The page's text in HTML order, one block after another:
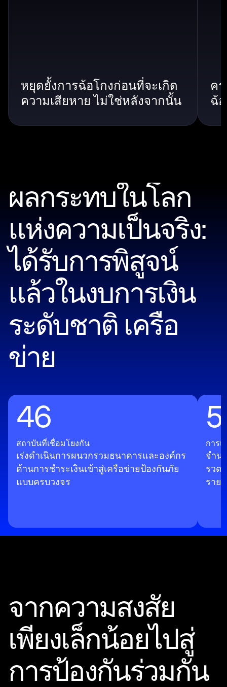
หยุดยั้งการฉ้อโกงก่อนที่จะเกิด
ความเสียหาย ไม่ใช่หลังจากนั้น
ค
ฉ้
ผลกระทบในโลก
แห่งความเป็นจริง:
ได้รับการพิสูจน์
แล้วในงบการเงิน
ระดับชาติ เครือ
ข่าย
46
สถาบันที่เชื่อมโยงกัน
เร่งดำเนินการผนวกรวมธนาคารและองค์กร
ด้านการชำระเงินเข้าสู่เครือข่ายป้องกันภัย
แบบครบวงจร
การ
จำน
รวด
ราย
จากความสงสัย
เพียงเล็กน้อยไปสู่
การป้องกันร่วมกัน